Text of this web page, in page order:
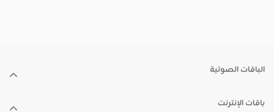
الباقات الصوتية
باقات الإنترنت